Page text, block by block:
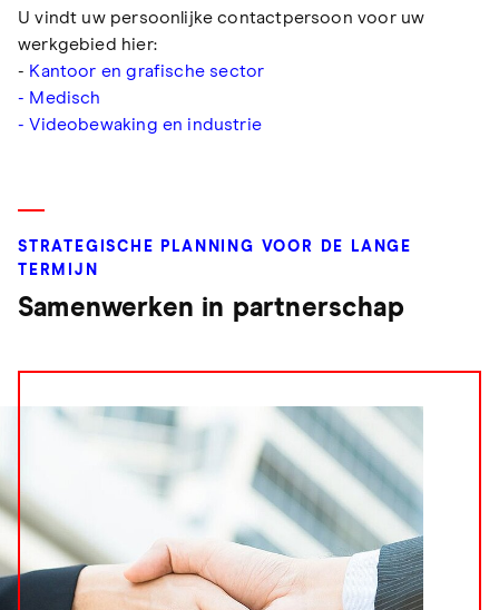
U vindt uw persoonlijke contactpersoon voor uw
werkgebied hier:
- Kantoor en grafische sector
- Medisch
- Videobewaking en industrie
STRATEGISCHE PLANNING VOOR DE LANGE
TERMIJN
Samenwerken in partnerschap